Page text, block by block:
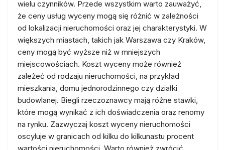
wielu czynników. Przede wszystkim warto zauważyć,
że ceny usług wyceny mogą się różnić w zależności
od lokalizacji nieruchomości oraz jej charakterystyki. W
większych miastach, takich jak Warszawa czy Kraków,
ceny mogą być wyższe niż w mniejszych
miejscowościach. Koszt wyceny może również
zależeć od rodzaju nieruchomości, na przykład
mieszkania, domu jednorodzinnego czy działki
budowlanej. Biegli rzeczoznawcy mają różne stawki,
które mogą wynikać z ich doświadczenia oraz renomy
na rynku. Zazwyczaj koszt wyceny nieruchomości
oscyluje w granicach od kilku do kilkunastu procent